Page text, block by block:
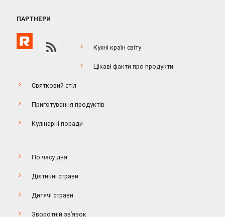
ПАРТНЕРИ
Кухні країн світу
Цікаві факти про продукти
Святковий стіл
Приготування продуктів
Кулінарні поради
По часу дня
Дієтичні страви
Дитячі страви
Зворотній зв’язок